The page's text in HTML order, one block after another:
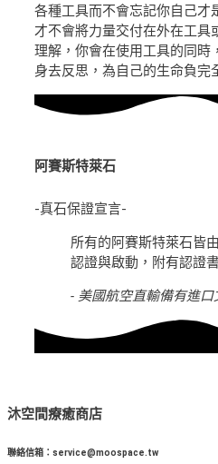
各種工具而不會忘記你自己才
才不會將力量交付在外在工具
理解，你會在使用工具的同時
身去反思，為自己的生命負完
阿賽斯特萊石
-真石保證宣言-
所有的阿賽斯特萊石皆
認證與啟動，附有認證
- 美國航空直輸備有進口
沐空間療癒商店
聯絡信箱：service@moospace.tw